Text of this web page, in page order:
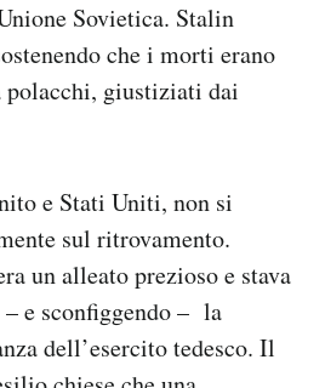
Sovietica. Stalin
che i morti erano
giustiziati dai
e Stati Uniti, non si
sul ritrovamento.
un alleato prezioso e stava
e sconfiggendo – la
dell’esercito tedesco. Il